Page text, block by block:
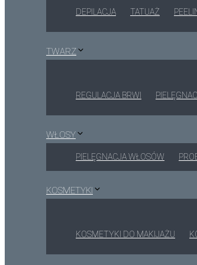
DEPILACJA TATUAŻ
TWARZ
REGULACJA BRWI
WŁOSY
PIELĘGNACJA WŁOSÓW
KOSMETYKI
KOSMETYKI DO MAKIJAŻU